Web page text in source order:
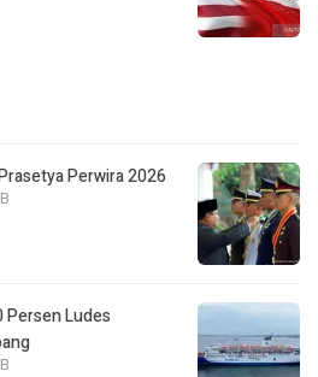
Perwira 2026
Persen Ludes